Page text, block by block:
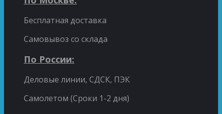
Бесплатная доставка
Самовывоз со склада
По России:
Деловые линии, СДСК, ПЭК
Самолетом (Сроки 1-2 дня)